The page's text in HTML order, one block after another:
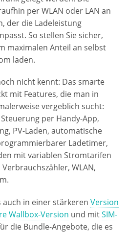
per WLAN oder LAN an
der die Ladeleistung
So stellen Sie sicher,
maximalen Anteil an selbst
laden.
nicht kennt: Das smarte
mit Features, die man in
vergeblich sucht:
per Handy-App,
PV-Laden, automatische
Ladetimer,
mit variablen Stromtarifen
Verbrauchszähler, WLAN,
auch in einer stärkeren Version
Wallbox-Version und mitSIM-
die Bundle-Angebote, die es